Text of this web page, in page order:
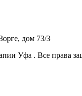
дом 73/3
Уфа . Все права